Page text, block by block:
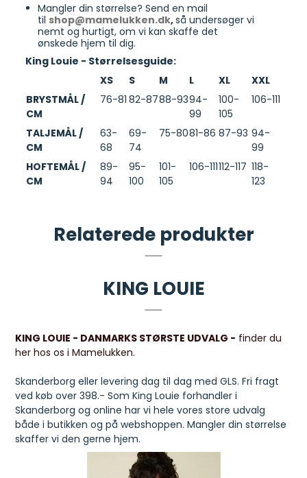
Mangler din størrelse? Send en mail
til shop@mamelukken.dk,så undersøger vi
nemt og hurtigt, om vi kan skaffe det
ønskede hjem til dig.
King Louie - Størrelsesguide:
XS
S M L XL
XXL
BRYSTMÅL /
CM
76-81 82-8788-9394-
99
100-
105
106-111
TALJEMÅL /
CM
63-
68
69-
74
75-8081-86 87-93 94-
99
HOFTEMÅL /
CM
89-
94
95-
100
101-
105
106-111112-117 118-
123
Relaterede produkter
KING LOUIE
KING LOUIE - DANMARKS STØRSTE UDVALG - finder du
her hos os i Mamelukken.
Skanderborg eller levering dag til dag med GLS. Fri fragt
ved køb over 398.- Som King Louie forhandler i
Skanderborg og online har vi hele vores store udvalg
både i butikken og på webshoppen. Mangler din størrelse
skaffer vi den gerne hjem.